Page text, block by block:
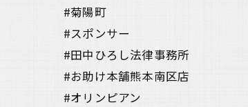
#菊陽町
#スポンサー
#田中ひろし法律事務所
#お助け本舗熊本南区店
#オリンピアン